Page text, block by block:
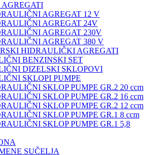
AGREGAT 12 V
AGREGAT 24V
AGREGAT 230V
AGREGAT 380 V
HIDRAULIČKI AGREGATI
BENZINSKI SET
DIZELSKI SKLOPOVI
SKLOPI PUMPE
SKLOP PUMPE GR.2 20 ccm
SKLOP PUMPE GR.2 16 ccm
SKLOP PUMPE GR.2 12 ccm
SKLOP PUMPE GR.1 8 ccm
SKLOP PUMPE GR.1 5,8
SUČELJA